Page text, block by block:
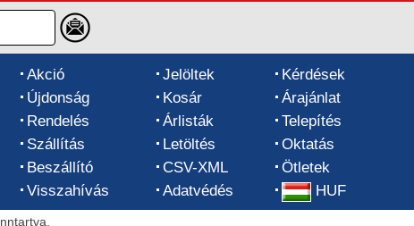
Akció
Újdonság
Rendelés
Szállítás
Beszállító
Visszahívás
Jelöltek
Kosár
Árlisták
Letöltés
CSV-XML
Adatvédés
Kérdések
Árajánlat
Telepítés
Oktatás
Ötletek
HUF